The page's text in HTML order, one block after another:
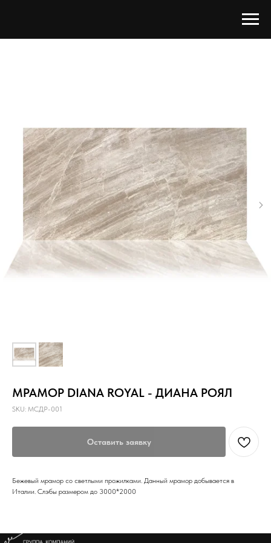
МРАМОР DIANA ROYAL - ДИАНА РОЯЛ
SKU: МСДР-001
Оставить заявку
Бежевый мрамор со светлыми прожилками. Данный мрамор добывается в
Италии. Слэбы размером до 3000*2000